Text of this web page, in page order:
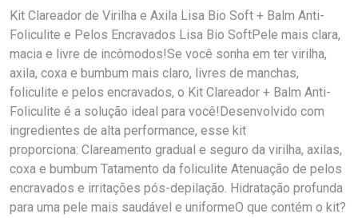
Kit Clareador de Virilha e Axila Lisa Bio Soft + Balm Anti-
Foliculite e Pelos Encravados Lisa Bio SoftPele mais clara,
macia e livre de incômodos!Se você sonha em ter virilha,
axila, coxa e bumbum mais claro, livres de manchas,
foliculite e pelos encravados, o Kit Clareador + Balm Anti-
Foliculite é a solução ideal para você!Desenvolvido com
ingredientes de alta performance, esse kit
proporciona: Clareamento gradual e seguro da virilha, axilas,
coxa e bumbum Tatamento da foliculite Atenuação de pelos
encravados e irritações pós-depilação. Hidratação profunda
para uma pele mais saudável e uniformeO que contém o kit?